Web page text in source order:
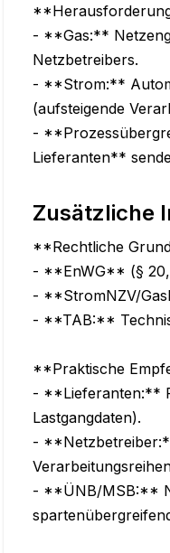
- **Gas:**
Netzbetreibers.
- **Strom:**
(aufsteigende
-
Lieferanten**
Zusätzliche
**Rechtliche
- **EnWG** (§ 20,
- **StromNZV/
- **TAB:**
**Praktische
- **Lieferanten:**
Lastgangdaten).
-
- **ÜNB/MSB:**